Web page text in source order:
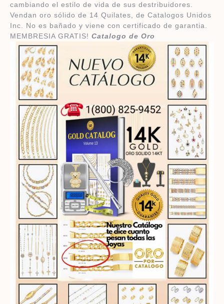
cambiando el estilo de vida de sus destribuidores.
Vendan oro sólido de 14 Quilates, de Catalogos Unidos
Inc.
No es bañado y viene con certificado de garantia.
MEMBRESIA GRATIS! ​Catalogo de Oro